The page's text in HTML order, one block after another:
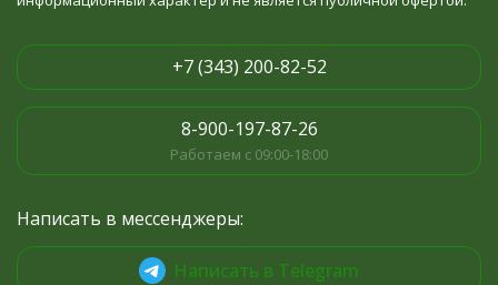
+7 (343) 200-82-52
8-900-197-87-26
Работаем с 09:00-18:00
Написать в мессенджеры:
Написать в Telegram